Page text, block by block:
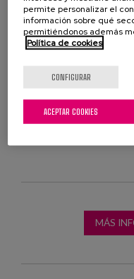
España".
Las presentaciones
áreas: Necesidades
larga duración;
en la comunidad;
MÁS
permite personalizar el
información sobre qué
permitiéndonos además
Política de cookies
CONFIGURAR
ACEPTAR COOKIES